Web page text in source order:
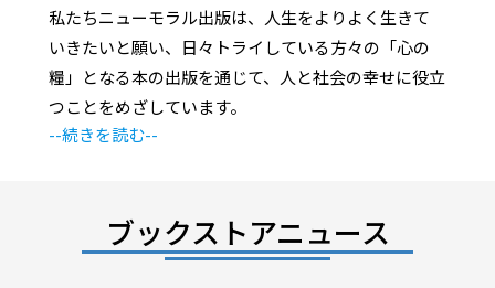
私たちニューモラル出版は、人生をよりよく生きて
いきたいと願い、日々トライしている方々の「心の
糧」となる本の出版を通じて、人と社会の幸せに役立
つことをめざしています。
--続きを読む--
ブックストアニュース